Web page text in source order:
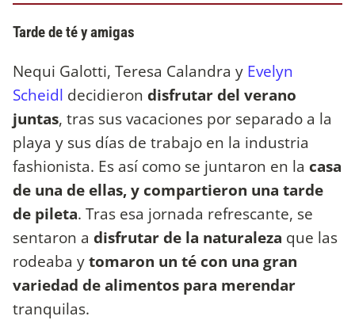
Tarde de té y amigas
Nequi Galotti, Teresa Calandra y Evelyn
Scheidl decidieron disfrutar del verano
juntas, tras sus vacaciones por separado a la
playa y sus días de trabajo en la industria
fashionista. Es así como se juntaron en la casa
de una de ellas, y compartieron una tarde
de pileta. Tras esa jornada refrescante, se
sentaron a disfrutar de la naturaleza que las
rodeaba ytomaron un té con una gran
variedad de alimentos para merendar
tranquilas.